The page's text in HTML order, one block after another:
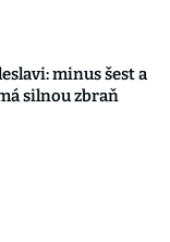
minus šest a
silnou zbraň